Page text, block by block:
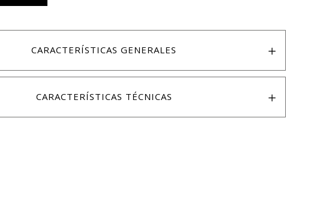
CARACTERÍSTICAS GENERALES
CARACTERÍSTICAS TÉCNICAS